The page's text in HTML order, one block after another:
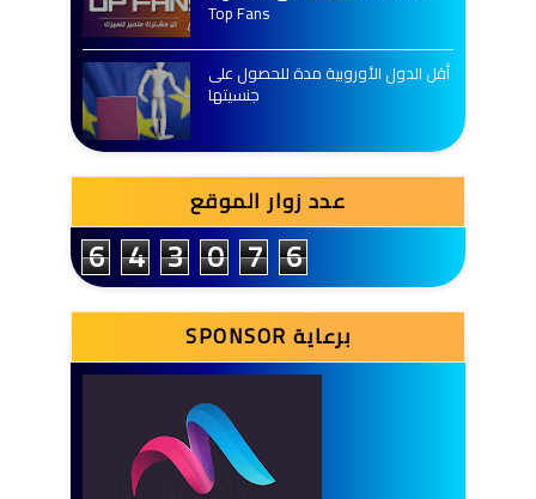
Top Fans
أقل الدول الأوروبية مدة للحصول على
جنسيتها
عدد زوار الموقع
6 4 3 0 7 6
SPONSOR برعاية